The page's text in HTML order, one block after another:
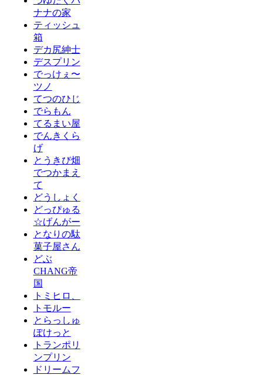
ナナの家
ティッシュ
箱
デカ尻紳士
デスプリン
でっけぇ〜
ツノ
てつのひじ
でらもん
てるまい屋
でんきくら
げ
とうきび畑
でつかまえ
て
どうしょく
どっぴゅる
☆げんがー
となりの駄
菓子屋さん
どぶ
CHANG帝
国
トミヒロ、
トモルー
とらっしゅ
ぽけっと
トランポリ
ンプリン
ドリームフ